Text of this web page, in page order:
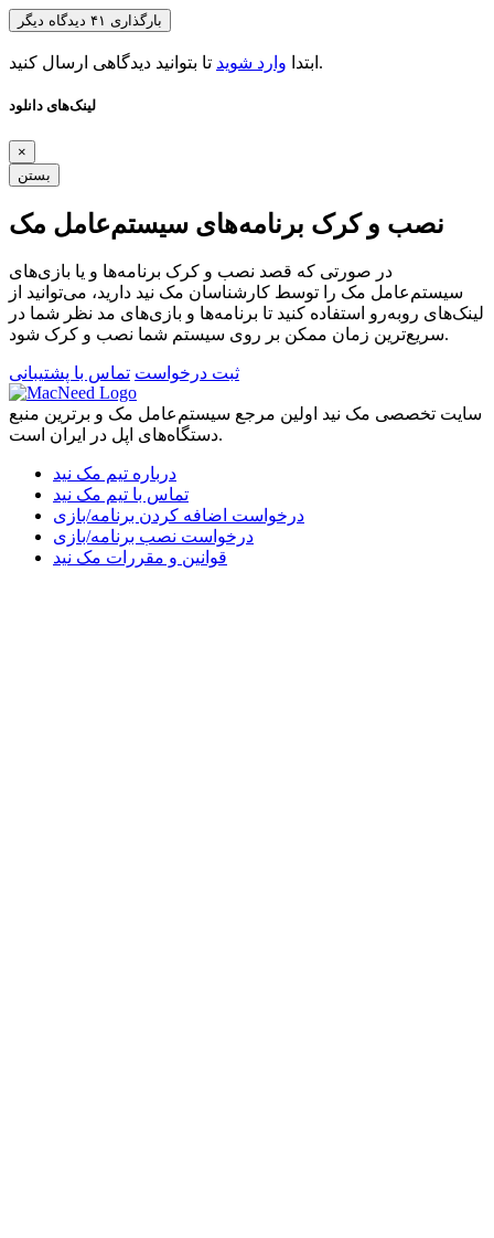
بارگذاری ۴۱ دیدگاه دیگر
ابتدا وارد شوید تا بتوانید دیدگاهی ارسال کنید.
لینک‌های دانلود
×
بستن
نصب و کرک برنامه‌های سیستم‌عامل مک
در صورتی که قصد نصب و کرک برنامه‌ها و یا بازی‌های
سیستم‌عامل مک را توسط کارشناسان مک نید دارید، می‌توانید از
لینک‌های رو‌به‌رو استفاده کنید تا برنامه‌ها و بازی‌های مد نظر شما در
سریع‌ترین زمان ممکن بر روی سیستم شما نصب و کرک شود.
ثبت درخواست تماس با پشتیبانی
سایت تخصصی مک نید اولین مرجع سیستم‌عامل مک و برترین منبع
دستگاه‌های اپل در ایران است.
درباره تیم مک نید
تماس با تیم مک نید
درخواست اضافه کردن برنامه/بازی
درخواست نصب برنامه/بازی
قوانین و مقررات مک نید